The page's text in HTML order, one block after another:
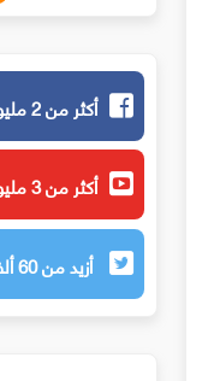
أكثر من 2 مليون و نصف معجب
أكثر من 3 مليون و 800 ألف متابع
أزيد من 60 ألف متابع لنا عبر تويتر